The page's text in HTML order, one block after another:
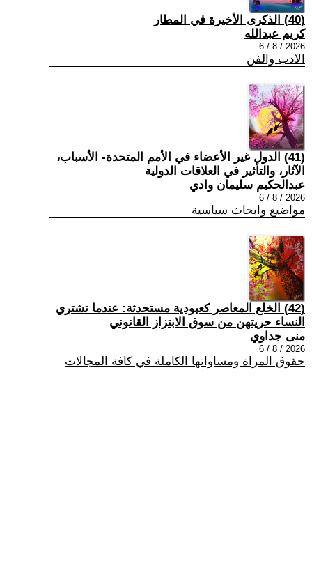
(40) الذكرى الأخيرة في المطار
كريم عبدالله
2026 / 8 / 6
الادب والفن
(41) الدول غير الأعضاء في الأمم المتحدة- الأسباب،
الآثار، والتأثير في العلاقات الدولية
عبدالحكيم سليمان وادي
2026 / 8 / 6
مواضيع وابحاث سياسية
(42) الخلع المعاصر كعبودية مستحدثة: عندما تشتري
النساء حريتهن من سوق الابتزاز القانوني
منى جداوي
2026 / 8 / 6
حقوق المراة ومساواتها الكاملة في كافة المجالات